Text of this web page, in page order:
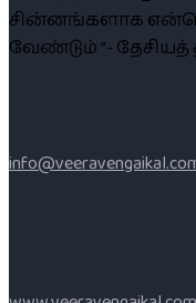
சின்னங்களாக
வேண்டும் ”-